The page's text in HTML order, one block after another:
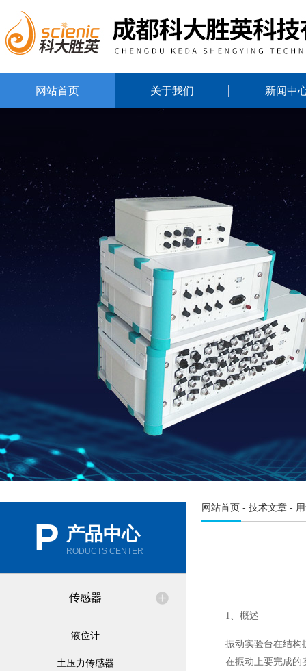
网站首页 关于我们 新闻中
P 产品中心
RODUCTS CENTER
传感器
液位计
土压力传感器
网站首页 - 技术文章 -
1、概述
振动实验台在结构
在振动上要完成的